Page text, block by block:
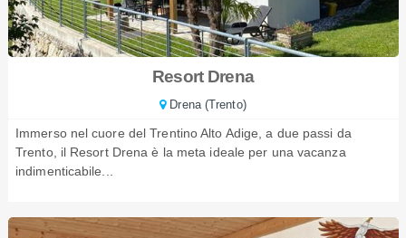
Resort Drena
Drena (Trento)
Immerso nel cuore del Trentino Alto Adige, a due passi da
Trento, il Resort Drena è la meta ideale per una vacanza
indimenticabile...